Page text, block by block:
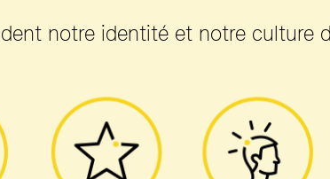
notre identité et notre culture